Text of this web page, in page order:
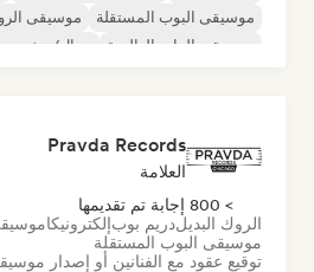
موسيقى البوب المستقلة
موسيقى
موسيقى الراب العالمية
ميتال/هيفي
Pravda Records
العلامة
> 800 إجابة تم تقديمها
الروك البديلدريم بوبإلكترونيكا
موسيقى البوب المستقلة
توقيع عقود مع الفنانين أو إصدار